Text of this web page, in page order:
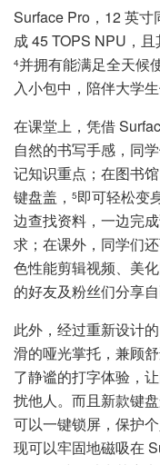
Surface Pro，12 英
成 45 TOPS NPU，
4并拥有能满足全天候
入小包中，陪伴大学
在课堂上，凭借
自然的书写手感，同
记知识重点；在图书
键盘盖， 5即可轻松变
边查找资料，一边完
求；在课外，同学们
色性能剪辑视频、美
的好友及粉丝们分享自
此外，经过重新设计
滑的哑光掌托，兼顾
了静谧的打字体验，
扰他人。而且新款键
可以一键锁屏，保护
现可以牢固地磁吸在